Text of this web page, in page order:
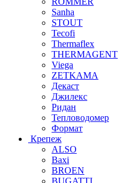
Sanha
STOUT
Tecofi
Thermaflex
THERMAGENT
Viega
ZETKAMA
Декаст
Джилекс
Ридан
Тепловодомер
Формат
Крепеж
ALSO
Baxi
BROEN
BUGATTI